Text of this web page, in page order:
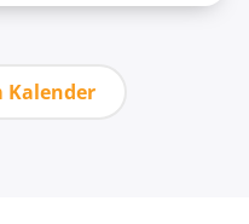
Kalender